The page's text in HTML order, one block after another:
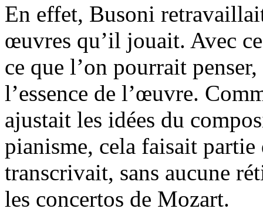
En effet, Busoni
œuvres qu’il jouait. Avec
ce que l’on pourrait
l’essence de l’œuvre.
ajustait les idées du
pianisme, cela faisait
transcrivait, sans aucune
les concertos de Mozart.